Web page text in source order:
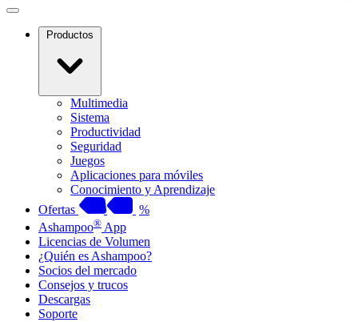
Productos
Multimedia
Sistema
Productividad
Seguridad
Juegos
Aplicaciones para móviles
Conocimiento y Aprendizaje
Ofertas
%
Ashampoo® App
Licencias de Volumen
¿Quién es Ashampoo?
Socios del mercado
Consejos y trucos
Descargas
Soporte